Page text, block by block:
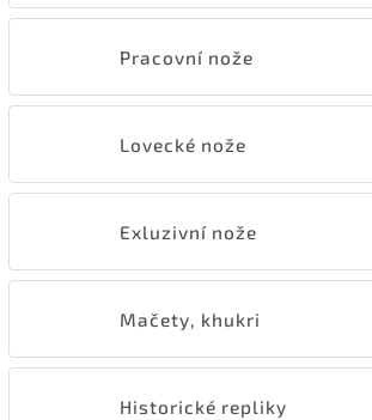
Pracovní nože
Lovecké nože
Exluzivní nože
Mačety, khukri
Historické repliky